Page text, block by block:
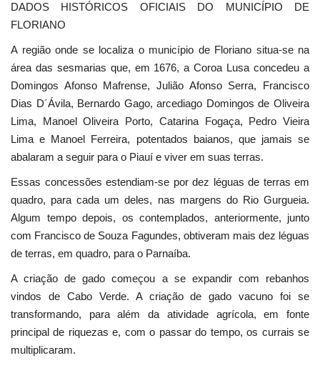
DADOS HISTÓRICOS OFICIAIS DO MUNICÍPIO DE
FLORIANO
A região onde se localiza o município de Floriano situa-se na
área das sesmarias que, em 1676, a Coroa Lusa concedeu a
Domingos Afonso Mafrense, Julião Afonso Serra, Francisco
Dias D´Ávila, Bernardo Gago, arcediago Domingos de Oliveira
Lima, Manoel Oliveira Porto, Catarina Fogaça, Pedro Vieira
Lima e Manoel Ferreira, potentados baianos, que jamais se
abalaram a seguir para o Piauí e viver em suas terras.
Essas concessões estendiam-se por dez léguas de terras em
quadro, para cada um deles, nas margens do Rio Gurgueia.
Algum tempo depois, os contemplados, anteriormente, junto
com Francisco de Souza Fagundes, obtiveram mais dez léguas
de terras, em quadro, para o Parnaíba.
A criação de gado começou a se expandir com rebanhos
vindos de Cabo Verde. A criação de gado vacuno foi se
transformando, para além da atividade agrícola, em fonte
principal de riquezas e, com o passar do tempo, os currais se
multiplicaram.